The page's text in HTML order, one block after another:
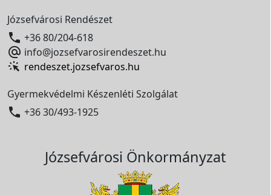
Józsefvárosi Rendészet
 +36 80/204-618
 info@jozsefvarosirendeszet.hu
rendeszet.jozsefvaros.hu
Gyermekvédelmi Készenléti Szolgálat
 +36 30/493-1925
Józsefvárosi Önkormányzat